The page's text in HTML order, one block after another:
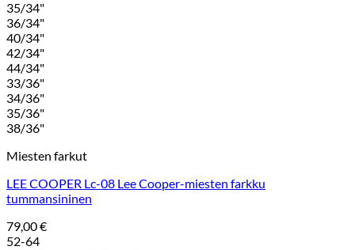
35/34"
36/34"
40/34"
42/34"
44/34"
33/36"
34/36"
35/36"
38/36"
Miesten farkut
LEE COOPER Lc-08 Lee Cooper-miesten farkku
tummansininen
79,00€
52-64